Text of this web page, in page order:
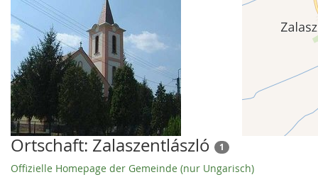
Ortschaft: Zalaszentlászló 1
Offizielle Homepage der Gemeinde (nur Ungarisch)